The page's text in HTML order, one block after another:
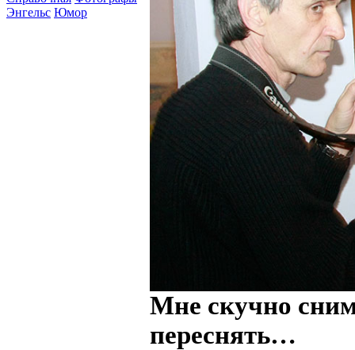
Энгельс Юмор
Мне скучно
переснять…